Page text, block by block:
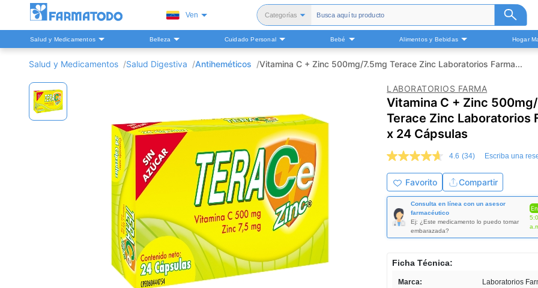
Ven Categorías
Todas
Belleza
Hogar Mascota y Otros
Salud y Medicamentos Belleza Cuidado Personal Bebé Alimentos y Bebidas Hogar
Salud y Medicamentos Salud Digestiva Antiheméticos Vitamina C + Zinc 500mg/7.5mg Terace Zinc Laboratorios Farma...
LABORATORIOS FARMA
Vitamina C + Zinc
Terace Zinc Laboratorios
x 24 Cápsulas
4.6
de
estrellas,
valor
medio
de
valoración.
Read
Reviews.
Enlace
4.6 (34) Escriba una
Favorito Compartir
Consulta en línea con un asesor
farmacéutico
Ej: ¿Este medicamento lo puedo tomar
embarazada?
Ficha Técnica:
Marca: Laboratorios